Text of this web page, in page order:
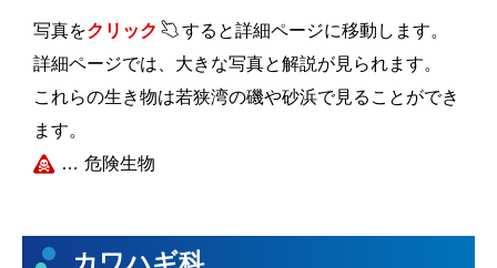
写真をクリック
すると詳細ページに移動します。
詳細ページでは、大きな写真と解説が見られます。
これらの生き物は若狭湾の磯や砂浜で見ることができ
ます。
危険生物
カワハギ科